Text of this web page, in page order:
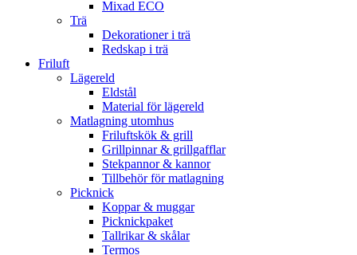
Mixad ECO
Trä
Dekorationer i trä
Redskap i trä
Friluft
Lägereld
Eldstål
Material för lägereld
Matlagning utomhus
Friluftskök & grill
Grillpinnar & grillgafflar
Stekpannor & kannor
Tillbehör för matlagning
Picknick
Koppar & muggar
Picknickpaket
Tallrikar & skålar
Termos